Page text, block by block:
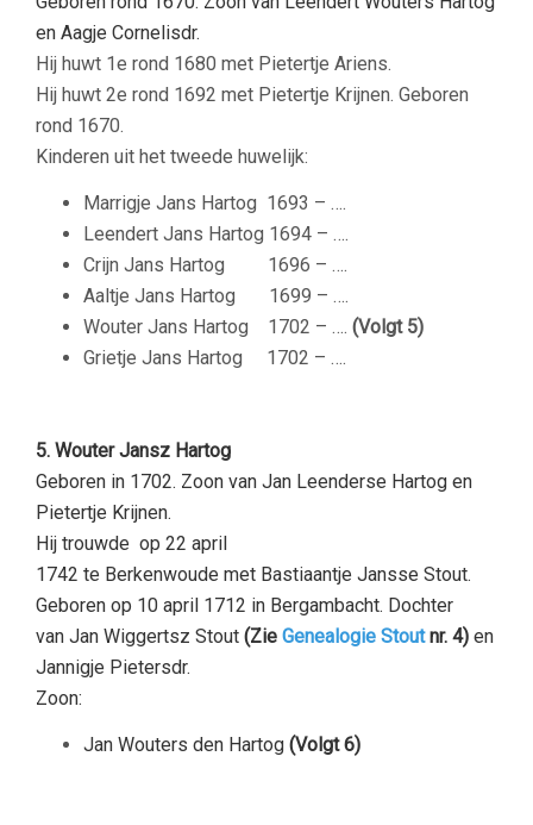
en Aagje Cornelisdr.
Hij huwt 1e rond 1680 met Pietertje Ariens.
Hij huwt 2e rond 1692 met Pietertje Krijnen. Geboren
rond 1670.
Kinderen uit het tweede huwelijk:
Marrigje Jans Hartog 1693 – ….
Leendert Jans Hartog 1694 – ….
Crijn Jans Hartog 1696 – ….
Aaltje Jans Hartog 1699 – ….
Wouter Jans Hartog 1702 – …. (Volgt 5)
Grietje Jans Hartog 1702 – ….
5. Wouter Jansz Hartog
Geboren in 1702. Zoon van Jan Leenderse Hartog en
Pietertje Krijnen.
Hij trouwde op 22 april
1742 te Berkenwoude met Bastiaantje Jansse Stout.
Geboren op 10 april 1712 in Bergambacht. Dochter
van Jan Wiggertsz Stout (Zie Genealogie Stoutnr. 4) en
Jannigje Pietersdr.
Zoon:
Jan Wouters den Hartog (Volgt 6)